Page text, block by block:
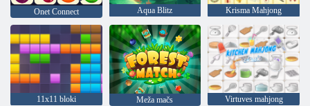
Onet Connect Aqua Blitz Krisma Mahjong
11x11 bloki Meža mačs Virtuves mahjong